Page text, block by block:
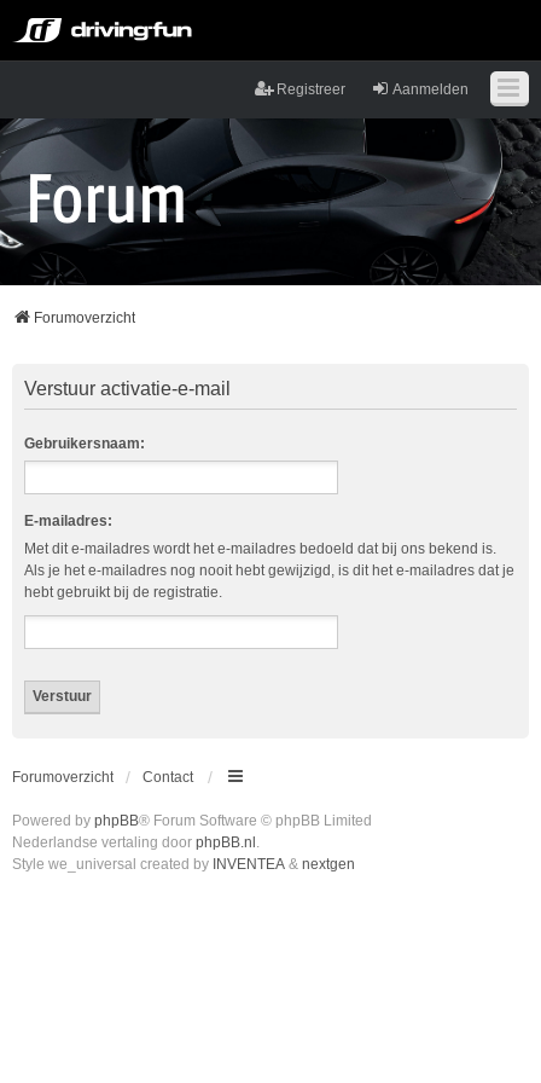
Aanmelden
Registreer
Forumoverzicht
Verstuur activatie-e-mail
Gebruikersnaam:
E-mailadres:
Met dit e-mailadres wordt het e-mailadres bedoeld dat bij ons bekend is.
Als je het e-mailadres nog nooit hebt gewijzigd, is dit het e-mailadres dat je
hebt gebruikt bij de registratie.
Forumoverzicht Contact
Powered by phpBB® Forum Software © phpBB Limited
Nederlandse vertaling door phpBB.nl .
Style we_universal created by INVENTEA & nextgen